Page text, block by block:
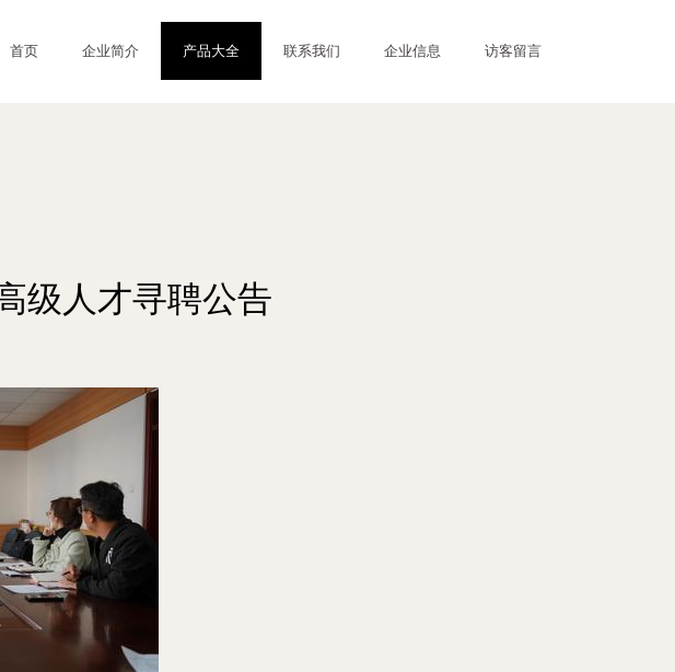
首页 企业简介 产品大全 联系我们 企业信息 访客留言
级人才寻聘公告